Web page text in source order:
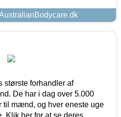
største forhandler af
De har i dag over 5.000
til mænd, og hver eneste uge
Klik her for at se deres